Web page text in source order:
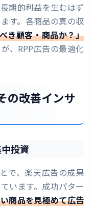
期的利益を生むはず
す。各商品の真の収
き顧客・商品か？」
、RPP広告の最適化
の改善インサ
投資
で、楽天広告の成果
います。成功パター
商品を見極めて広告